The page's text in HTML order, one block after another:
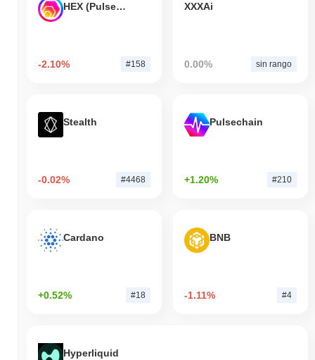
HEX (Pulsechain)
-2.10% #158
XXXAi
0.00% sin rango
Stealth
-0.02% #4468
Pulsechain
+1.20% #210
Cardano
+0.52% #18
BNB
-1.11% #4
Hyperliquid